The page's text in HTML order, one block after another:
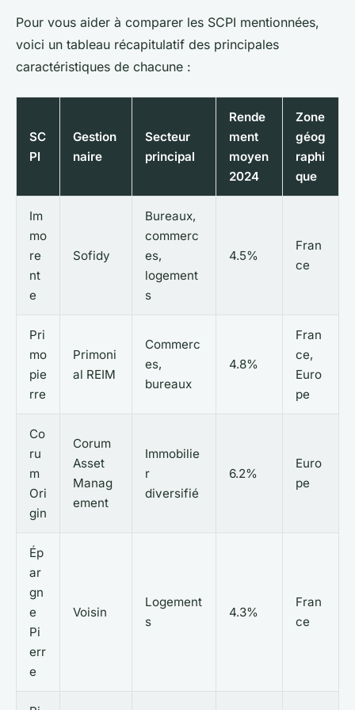
Pour vous aider à comparer les SCPI mentionnées,
voici un tableau récapitulatif des principales
caractéristiques de chacune :
SC
PI
Gestion
naire
Secteur
principal
Rende
ment
moyen
2024
Zone
géog
raphi
que
Im
mo
re
nt
e
Sofidy
Bureaux,
commerc
es,
logement
s
4.5%
Fran
ce
Pri
mo
pie
rre
Primoni
al REIM
Commerc
es,
bureaux
4.8%
Fran
ce,
Euro
pe
Co
ru
m
Ori
gin
Corum
Asset
Manag
ement
Immobilie
r
diversifié
6.2%
Euro
pe
Ép
ar
gn
e
Pi
err
e
Voisin
Logement
s
4.3%
Fran
ce